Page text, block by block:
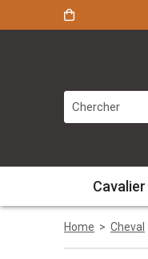
Cavalier
Home > Cheval